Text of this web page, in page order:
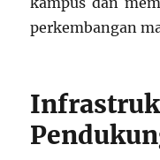
perkembangan